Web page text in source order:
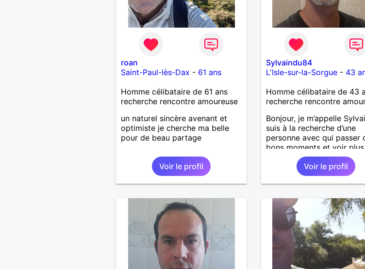
roan
Saint-Paul-lès-Dax - 61 ans
Homme célibataire de 61 ans
recherche rencontre amoureuse
un naturel sincère avenant et
optimiste je cherche ma belle
pour de beau partage
Voir le profil
Sylvaindu84
L'Isle-sur-la-Sorgue- 43
Homme célibataire de 43
recherche rencontre
Bonjour, je m’appelle
suis à la recherche d’une
personne avec qui passer
bons moments et voir
nous nous correspondons.
J’aime la nature, les
aussi faire la fête de temps
temps ;-)Je suis papa
m’occupe en garde
J’aime à peu près tous les
de musique. (Oui je suis
fan de Jul). Je fais du
pour garder la forme et
agréable à regarder. (Enfin
pense en tout cas 😂)
Voir le profil